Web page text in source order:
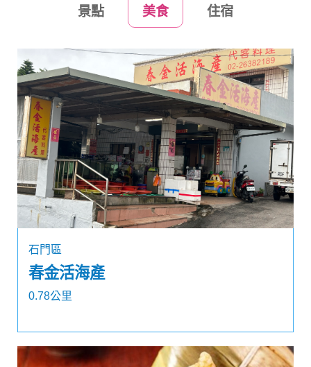
景點 美食 住宿
石門區
春金活海產
0.78公里